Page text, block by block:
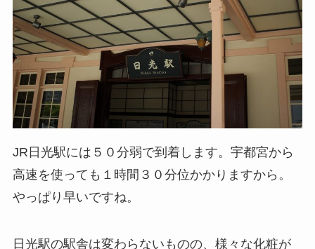
JR日光駅には５０分弱で到着します。宇都宮から
高速を使っても１時間３０分位かかりますから。
やっぱり早いですね。
日光駅の駅舎は変わらないものの、様々な化粧が